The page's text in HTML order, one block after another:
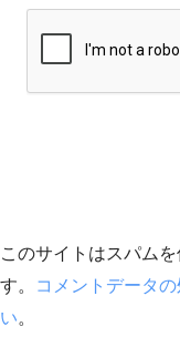
このサイトはスパム
す。
コメントデータ
い。